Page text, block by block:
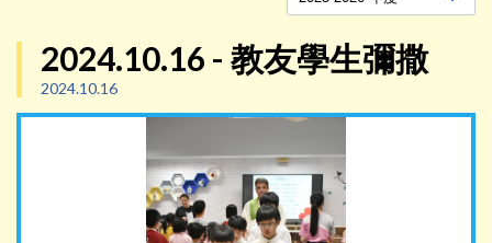
2024.10.16 - 教友學生彌撒
2024.10.16